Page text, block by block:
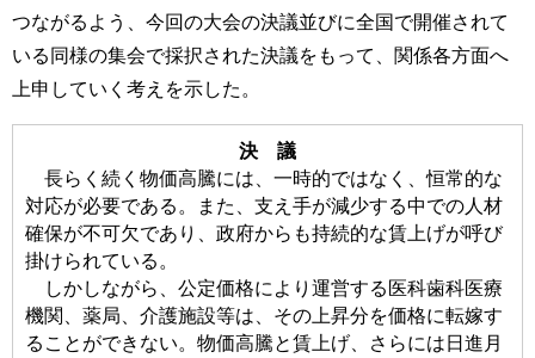
つながるよう、今回の大会の決議並びに全国で開催されて
いる同様の集会で採択された決議をもって、関係各方面へ
上申していく考えを示した。
決 議
長らく続く物価高騰には、一時的ではなく、恒常的な
対応が必要である。また、支え手が減少する中での人材
確保が不可欠であり、政府からも持続的な賃上げが呼び
掛けられている。
しかしながら、公定価格により運営する医科歯科医療
機関、薬局、介護施設等は、その上昇分を価格に転嫁す
ることができない。物価高騰と賃上げ、さらには日進月